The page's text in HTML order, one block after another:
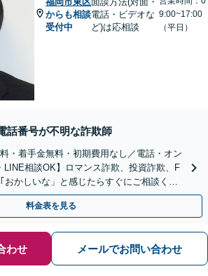
からも相談
受付中
電話・ビデオな
ど)は応相談
9:00~17:00
（平日）
話番号が不明な詐欺師
・着手金無料・初期費用なし／電話・オン
LINE相談OK】ロマンス詐欺、投資詐欺、F
おかしいな」と感じたらすぐにご相談くだ
料金表を見る
わせ メールでお問い合わせ